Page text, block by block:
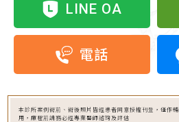
LINE OA
電話
本診所案例術前、術後照片皆經患者同意授權刊登，僅作
用，療程前請務必經專業醫師諮詢及評估